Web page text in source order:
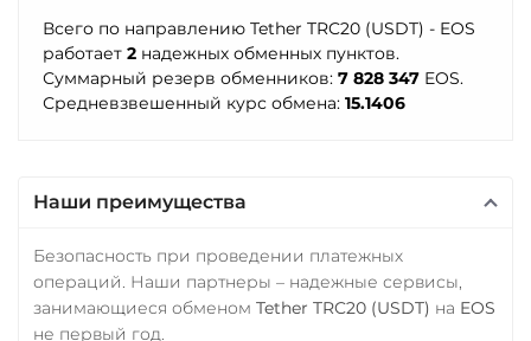
Sushi
Synthetix (SNX)
ARB
AVAXC
OP
МТС Банк RUB
Открытие RUB
Приват24
USD EUR UAH
Всего по направлению Tether TRC20 (USDT) - EOS
работает 2 надежных обменных пунктов.
Суммарный резерв обменников: 7 828 347 EOS.
Средневзвешенный курс обмена: 15.1406
Наши преимущества
Безопасность при проведении платежных
операций. Наши партнеры – надежные сервисы,
занимающиеся обменом Tether TRC20 (USDT) на EOS
не первый год.